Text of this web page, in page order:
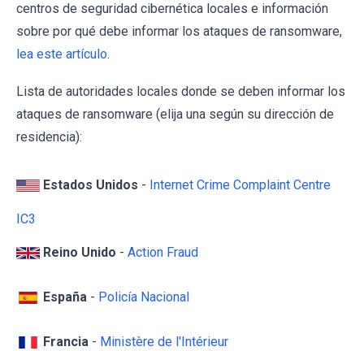
centros de seguridad cibernética locales e información
sobre por qué debe informar los ataques de ransomware,
lea este artículo.
Lista de autoridades locales donde se deben informar los
ataques de ransomware (elija una según su dirección de
residencia):
Estados Unidos - Internet Crime Complaint Centre
IC3
Reino Unido - Action Fraud
España - Policía Nacional
Francia - Ministère de l'Intérieur